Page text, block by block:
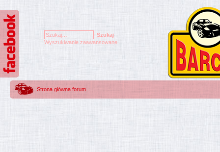
Wyszukiwanie zaawansowane
Strona główna forum